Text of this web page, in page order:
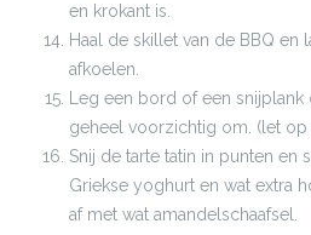
en krokant is.
Haal de skillet van de BBQ en
afkoelen.
Leg een bord of een
geheel voorzichtig om. (let
Snij de tarte tatin in punten en
Griekse yoghurt en wat extra
af met wat amandelschaafsel.